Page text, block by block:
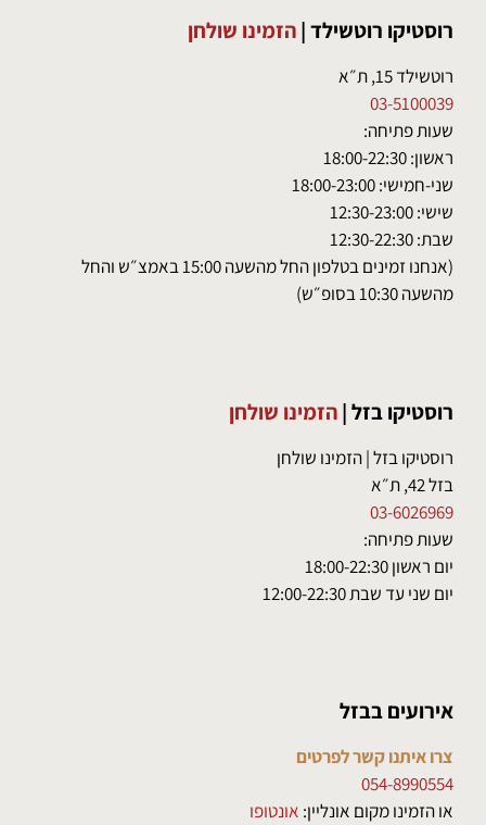
רוסטיקו רוטשילד|הזמינו שולחן
רוטשילד 15, ת״א
03-5100039
שעות פתיחה:
ראשון: 18:00-22:30
שני-חמישי: 18:00-23:00
שישי: 12:30-23:00
שבת: 12:30-22:30
(אנחנו זמינים בטלפון החל מהשעה 15:00 באמצ״ש והחל
מהשעה 10:30 בסופ״ש)
רוסטיקו בזל|הזמינו שולחן
רוסטיקו בזל | הזמינו שולחן
בזל 42, ת״א
03-6026969
שעות פתיחה:
יום ראשון 18:00-22:30
יום שני עד שבת 12:00-22:30
אירועים בבזל
צרו איתנו קשר לפרטים
054-8990554
או הזמינו מקום אונליין: אונטופו